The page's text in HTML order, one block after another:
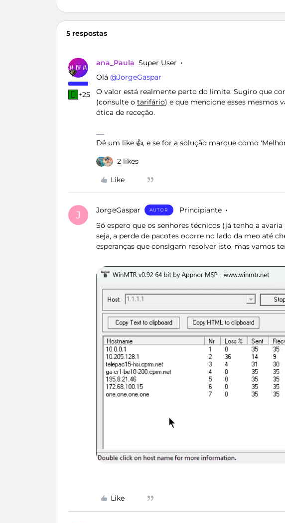
5 respostas
+25
ana_Paula Super User
Olá ​ @JorgeGaspar
O valor está realmente perto do limite. Sugiro que
(consulte o tarifário) e que mencione esses mesmos
ótica de receção.
Dê um like 👍, e se for a solução marque como
2 likes
Like
J JorgeGaspar AUTOR Principiante
Só espero que os senhores técnicos (já tenho a
seja, a perde de pacotes ocorre no lado da meo até
esperanças que consigam resolver isto, mas vamos
Like